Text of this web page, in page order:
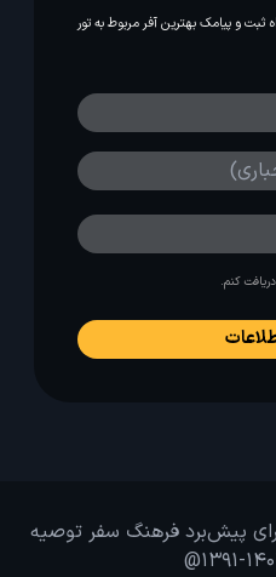
و پیامک بهترین آفر مربوط به تور
کنم.
پیش‌برد فرهنگ سفر توصیه